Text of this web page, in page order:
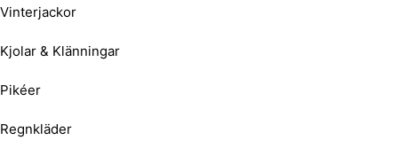
Vinterjackor
Kjolar & Klänningar
Pikéer
Regnkläder